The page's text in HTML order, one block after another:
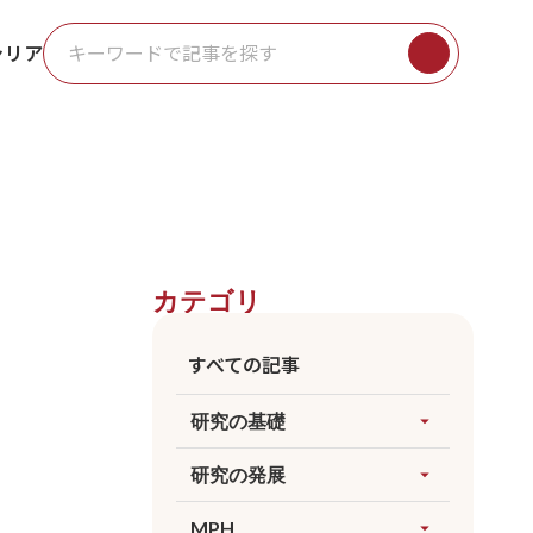
リア
カテゴリ
すべての記事
研究の基礎 arrow_drop_up
すべてを見る
研究の発展 arrow_drop_up
すべてを見る
MPH arrow_drop_up